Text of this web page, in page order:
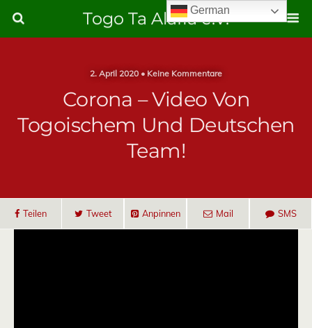
Togo Ta Alafia e.V.
2. April 2020 • Keine Kommentare
Corona – Video Von
Togoischem Und Deutschen
Team!
Teilen Tweet Anpinnen Mail SMS
German